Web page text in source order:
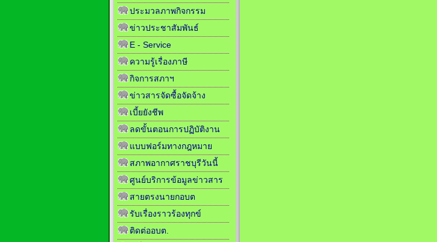
ประมวลภาพกิจกรรม
ข่าวประชาสัมพันธ์
E - Service
ความรู้เรื่องภาษี
กิจการสภาฯ
ข่าวสารจัดซื้อจัดจ้าง
เบี้ยยังชีพ
ลดขั้นตอนการปฏิบัติงาน
แบบฟอร์มทางกฎหมาย
สภาพอากาศราชบุรีวันนี้
ศูนย์บริการข้อมูลข่าวสาร
สายตรงนายกอบต
รับเรื่องราวร้องทุกข์
ติดต่ออบต.